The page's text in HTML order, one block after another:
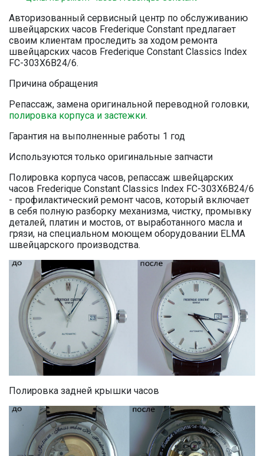
Авторизованный сервисный центр по обслуживанию
швейцарских часов Frederique Constant предлагает
своим клиентам проследить за ходом ремонта
швейцарских часов Frederique Constant Classics Index
FC-303X6B24/6.
Причина обращения
Репассаж, замена оригинальной переводной головки,
полировка корпуса и застежки.
Гарантия на выполненные работы 1 год
Используются только оригинальные запчасти
Полировка корпуса часов, репассаж швейцарских
часов Frederique Constant Classics Index FC-303X6B24/6
- профилактический ремонт часов, который включает
в себя полную разборку механизма, чистку, промывку
деталей, платин и мостов, от выработанного масла и
грязи, на специальном моющем оборудовании ELMA
швейцарского производства.
Полировка задней крышки часов